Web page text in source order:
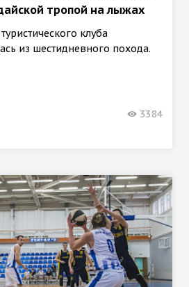
тропой на лыжах
клуба
из шестидневного похода.
3384